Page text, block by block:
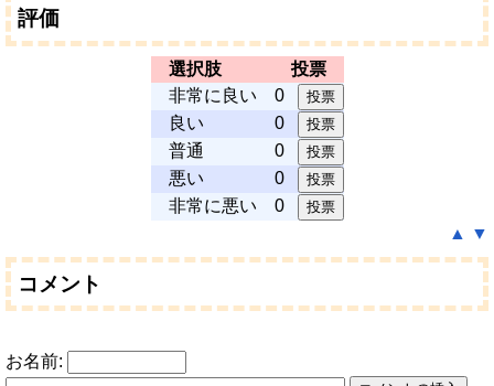
評価
選択肢
投票
非常に良い
0
良い
0
普通
0
悪い
0
非常に悪い
0
▲
▼
コメント
お名前: